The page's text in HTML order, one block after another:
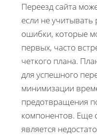
Переезд сайта
если не
ошибки, которые
первых, часто
четкого плана.
для успешного
минимизации
предотвращения
компонентов. Еще
является